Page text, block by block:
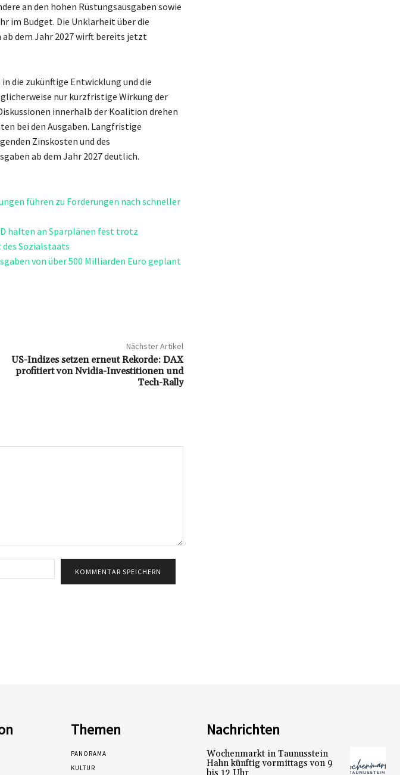
an den hohen Rüstungsausgaben sowie
im Budget. Die Unklarheit über die
dem Jahr 2027 wirft bereits jetzt
die zukünftige Entwicklung und die
nur kurzfristige Wirkung der
innerhalb der Koalition drehen
bei den Ausgaben. Langfristige
Zinskosten und des
ab dem Jahr 2027 deutlich.
führen zu Forderungen nach schneller
halten an Sparplänen fest trotz
Sozialstaats
von über 500 Milliarden Euro geplant
Nächster Artikel
US-Indizes setzen erneut Rekorde: DAX
profitiert von Nvidia-Investitionen und
Tech-Rally
Mail:*
Themen
PANORAMA
KULTUR
Nachrichten
Wochenmarkt in Taunusstein
Hahn künftig vormittags von 9